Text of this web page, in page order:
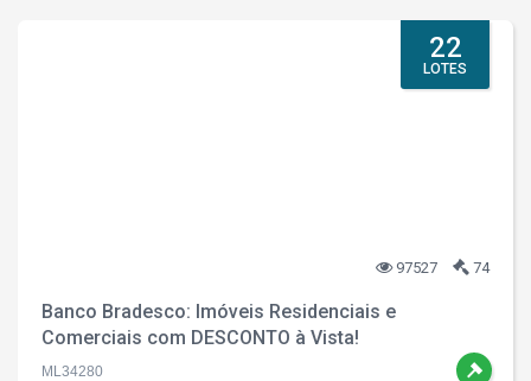
22
LOTES
97527 74
Banco Bradesco: Imóveis Residenciais e
Comerciais com DESCONTO à Vista!
ML34280